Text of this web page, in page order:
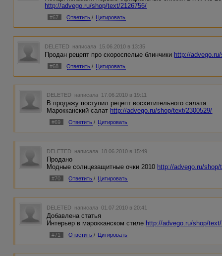
http://advego.ru/shop/text/2126756/
#67 Ответить / Цитировать
DELETED написала 15.06.2010 в 13:35
Продан рецепт про скороспелые блинчики http://
#68 Ответить / Цитировать
DELETED написала 17.06.2010 в 19:11
В продажу поступил рецепт восхитительного салата
Марокканский салат http://advego.ru/shop/text/2300529/
#69 Ответить / Цитировать
DELETED написала 18.06.2010 в 15:49
Продано
Модные солнцезащитные очки 2010 http://advego.ru/
#70 Ответить / Цитировать
DELETED написала 01.07.2010 в 20:41
Добавлена статья
Интерьер в марокканском стиле http://advego.ru/shop/
#71 Ответить / Цитировать